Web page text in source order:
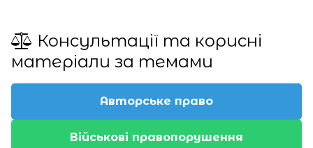
Консультації та корисні
матеріали за темами
Авторське право
Військові правопорушення